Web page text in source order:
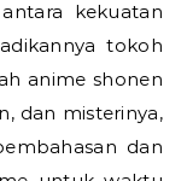
kekuatan
tokoh
anime shonen
dan misterinya,
dan